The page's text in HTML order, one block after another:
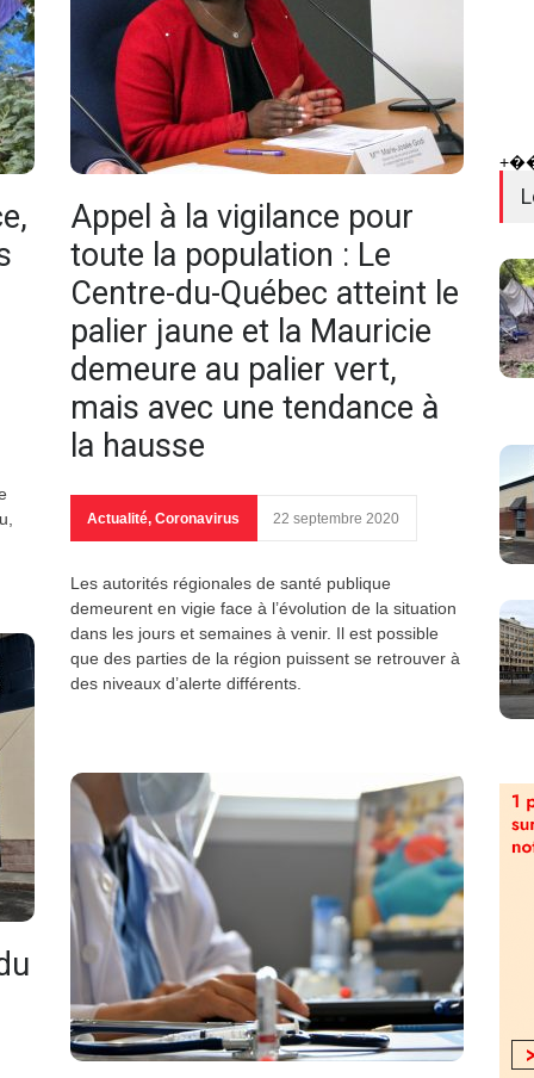
Appel à la vigilance pour
toute la population : Le
Centre-du-Québec atteint le
palier jaune et la Mauricie
demeure au palier vert,
mais avec une tendance à
la hausse
Actualité, Coronavirus 22 septembre 2020
Les autorités régionales de santé publique
demeurent en vigie face à l’évolution de la situation
dans les jours et semaines à venir. Il est possible
que des parties de la région puissent se retrouver à
des niveaux d’alerte différents.